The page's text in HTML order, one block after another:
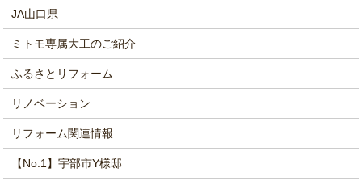
JA山口県
ミトモ専属大工のご紹介
ふるさとリフォーム
リノベーション
リフォーム関連情報
【No.1】宇部市Y様邸